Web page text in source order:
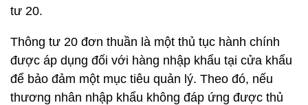
tư 20.
Thông tư 20 đơn thuần là một thủ tục hành chính
được áp dụng đối với hàng nhập khẩu tại cửa khẩu
để bảo đảm một mục tiêu quản lý. Theo đó, nếu
thương nhân nhập khẩu không đáp ứng được thủ